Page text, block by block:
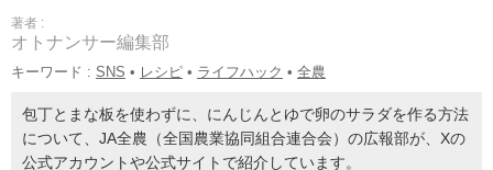
著者 :
オトナンサー編集部
キーワード : SNS • レシピ • ライフハック • 全農
包丁とまな板を使わずに、にんじんとゆで卵のサラダを作る方法
について、JA全農（全国農業協同組合連合会）の広報部が、Xの
公式アカウントや公式サイトで紹介しています。